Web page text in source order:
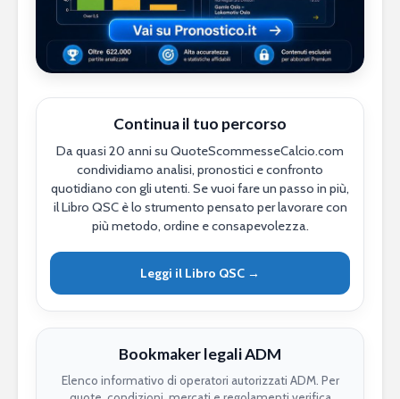
Continua il tuo percorso
Da quasi 20 anni su QuoteScommesseCalcio.com
condividiamo analisi, pronostici e confronto
quotidiano con gli utenti. Se vuoi fare un passo in più,
il Libro QSC è lo strumento pensato per lavorare con
più metodo, ordine e consapevolezza.
Leggi il Libro QSC →
Bookmaker legali ADM
Elenco informativo di operatori autorizzati ADM. Per